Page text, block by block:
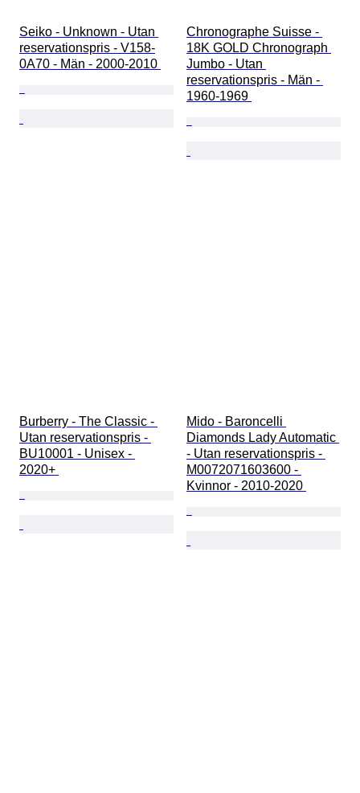
Seiko - Unknown - Utan
reservationspris - V158-
0A70 - Män - 2000-2010
Chronographe Suisse -
18K GOLD Chronograph
Jumbo - Utan
reservationspris - Män -
1960-1969
Burberry - The Classic -
Utan reservationspris -
BU10001 - Unisex -
2020+
Mido - Baroncelli
Diamonds Lady Automatic
- Utan reservationspris -
M0072071603600 -
Kvinnor - 2010-2020